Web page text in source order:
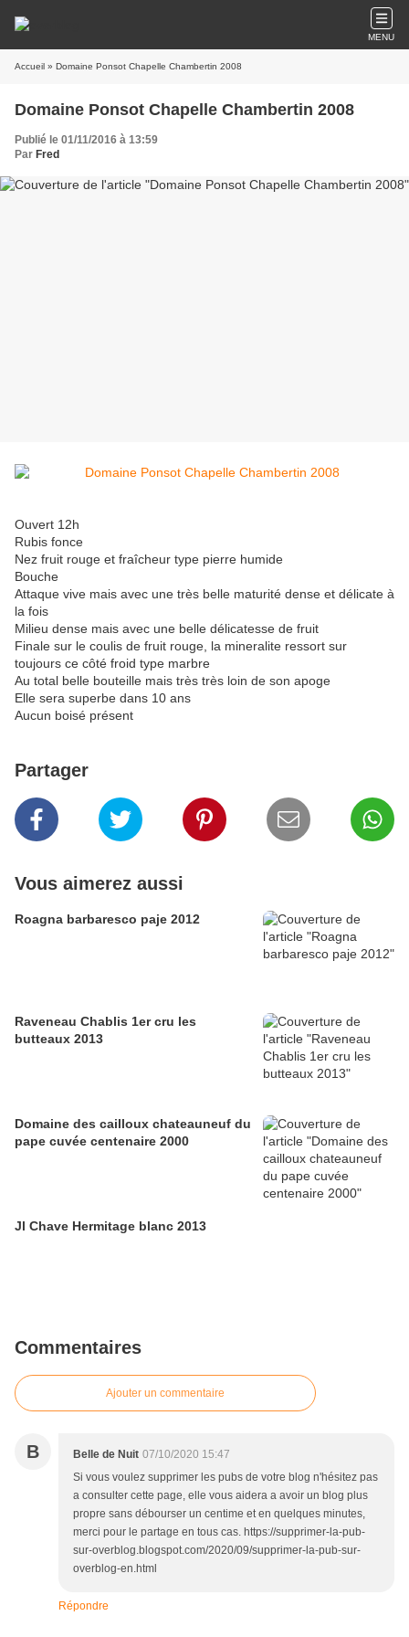
MENU
Accueil » Domaine Ponsot Chapelle Chambertin 2008
Domaine Ponsot Chapelle Chambertin 2008
Publié le 01/11/2016 à 13:59
Par Fred
Ouvert 12h
Rubis fonce
Nez fruit rouge et fraîcheur type pierre humide
Bouche
Attaque vive mais avec une très belle maturité dense et délicate à
la fois
Milieu dense mais avec une belle délicatesse de fruit
Finale sur le coulis de fruit rouge, la mineralite ressort sur
toujours ce côté froid type marbre
Au total belle bouteille mais très très loin de son apoge
Elle sera superbe dans 10 ans
Aucun boisé présent
Partager
Vous aimerez aussi
Roagna barbaresco paje 2012
Raveneau Chablis 1er cru les
butteaux 2013
Domaine des cailloux chateauneuf du
pape cuvée centenaire 2000
Jl Chave Hermitage blanc 2013
Commentaires
Ajouter un commentaire
B Belle de Nuit 07/10/2020 15:47
Si vous voulez supprimer les pubs de votre blog n'hésitez pas
a consulter cette page, elle vous aidera a avoir un blog plus
propre sans débourser un centime et en quelques minutes,
merci pour le partage en tous cas. https://supprimer-la-pub-
sur-overblog.blogspot.com/2020/09/supprimer-la-pub-sur-
overblog-en.html
Répondre